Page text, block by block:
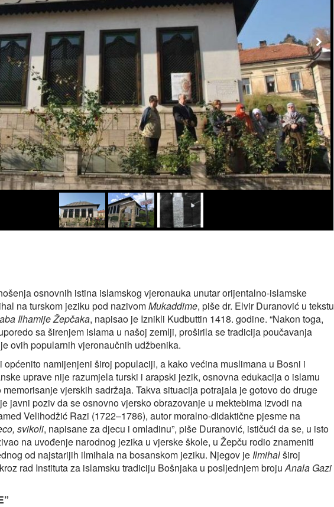
osnovnih istina islamskog vjeronauka unutar orijentalno-islamske
na turskom jeziku pod nazivomMukaddime, piše dr. Elvir Duranović u tekstu
Ilhamije Žepčaka, napisao je Iznikli Kudbuttin 1418. godine. “Nakon toga,
sa širenjem islama u našoj zemlji, proširila se tradicija poučavanja
ovih popularnih vjeronaučnih udžbenika.
općenito namijenjeni široj populaciji, a kako većina muslimana u Bosni i
uprave nije razumjela turski i arapski jezik, osnovna edukacija o islamu
vjerskih sadržaja. Takva situacija potrajala je gotovo do druge
javni poziv da se osnovno vjersko obrazovanje u mektebima izvodi na
Velihodžić Razi (1722–1786), autor moralno-didaktične pjesme na
svikoli, napisane za djecu i omladinu”, piše Duranović, ističući da se, u isto
na uvođenje narodnog jezika u vjerske škole, u Žepču rodio znameniti
od najstarijih ilmihala na bosanskom jeziku. Njegov je Ilmihalširoj
rad Instituta za islamsku tradiciju Bošnjaka u posljednjem broju Anala Gazi